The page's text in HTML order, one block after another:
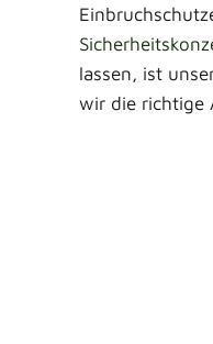
lassen, ist
wir die richtige